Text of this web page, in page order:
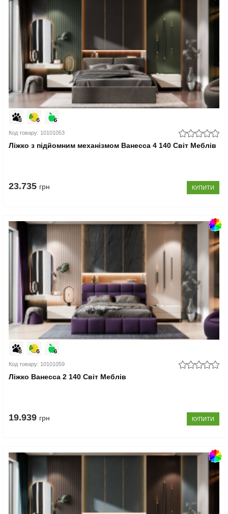
Код товару: 10101053
Ліжко з підйомним механізмом Ванесса 4 140 Світ Меблів
23.735 грн КУПИТИ
Код товару: 10101059
Ліжко Ванесса 2 140 Світ Меблів
19.939 грн КУПИТИ